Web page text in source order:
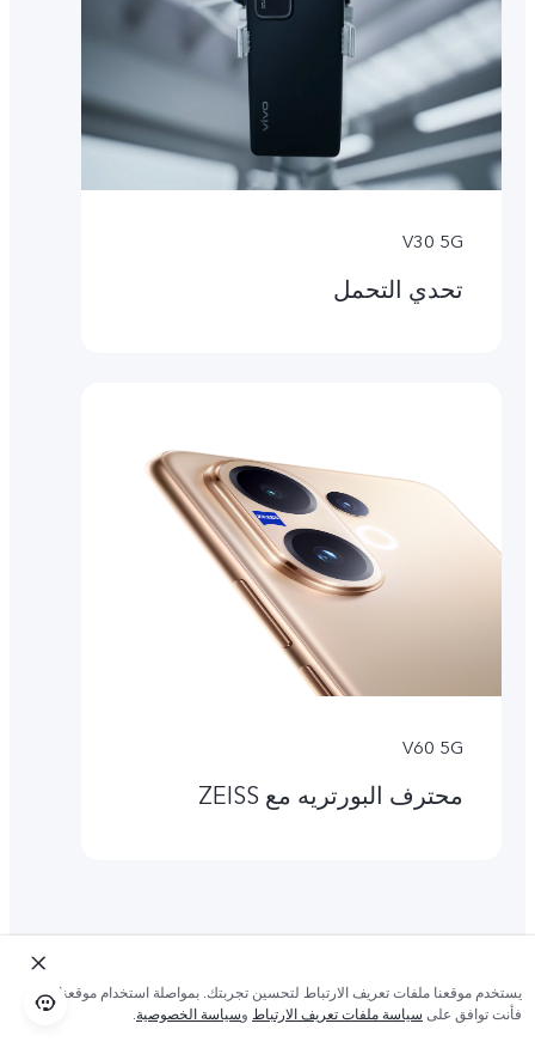
V30 5G
تحدي التحمل
V60 5G
محترف البورتريه مع ZEISS
يستخدم موقعنا ملفات تعريف الارتباط لتحسين تجربتك. بمواصلة استخدام موقعنا؛
فأنت توافق على سياسة ملفات تعريف الارتباط وسياسة الخصوصية.